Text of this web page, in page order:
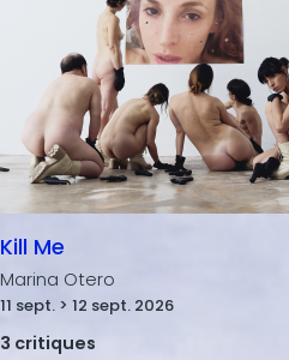
Kill Me
Marina Otero
11 sept. > 12 sept. 2026
3 critiques